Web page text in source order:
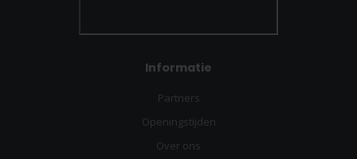
Informatie
Partners
Openingstijden
Over ons